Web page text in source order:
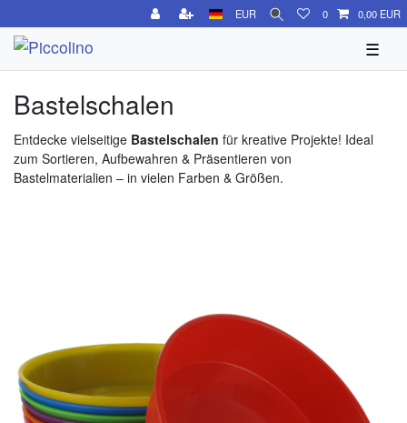
EUR 0 0,00 EUR
☰
Bastelschalen
Entdecke vielseitige Bastelschalen für kreative Projekte! Ideal
zum Sortieren, Aufbewahren & Präsentieren von
Bastelmaterialien – in vielen Farben & Größen.